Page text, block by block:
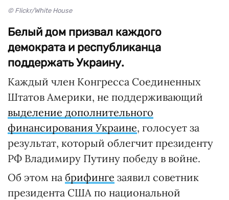
© Flickr/White House
Белый дом призвал каждого
демократа и республиканца
поддержать Украину.
Каждый член Конгресса Соединенных
Штатов Америки, не поддерживающий
выделение дополнительного
финансирования Украине, голосует за
результат, который облегчит президенту
РФ Владимиру Путину победу в войне.
Об этом на брифинге заявил советник
президента США по национальной